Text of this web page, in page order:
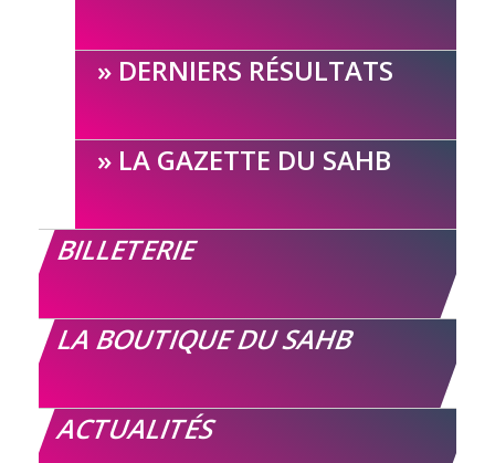
DERNIERS RÉSULTATS
LA GAZETTE DU SAHB
BILLETERIE
LA BOUTIQUE DU SAHB
ACTUALITÉS